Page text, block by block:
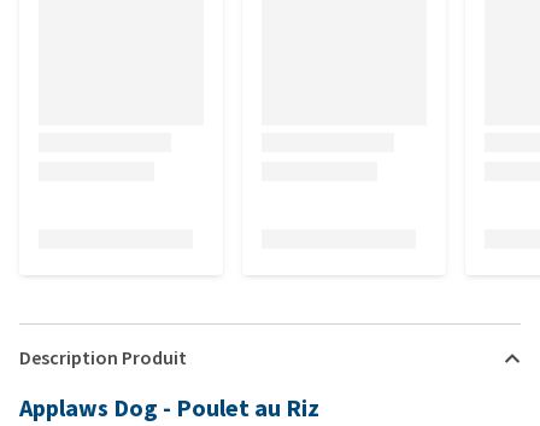
Description Produit
Applaws Dog - Poulet au Riz